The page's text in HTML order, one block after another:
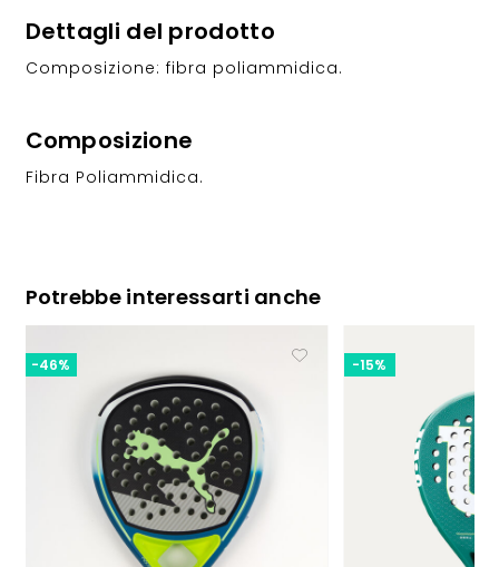
Dettagli del prodotto
Composizione: fibra poliammidica.
Composizione
Fibra Poliammidica.
Potrebbe interessarti anche
-46% -15%